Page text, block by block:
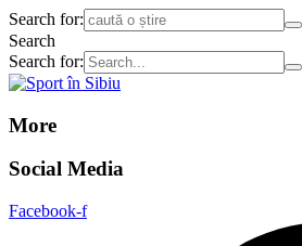
Search for:
Search
Search for:
More
Social Media
Facebook-f